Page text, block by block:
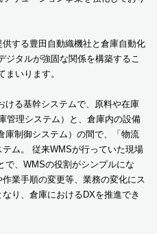
する豊田自動織機社と倉庫自動化
ジタルが強固な関係を構築するこ
まいります。
ける基幹システムで、原料や在庫
管理システム）と、倉庫内の設備
庫制御システム）の間で、「物流
ム。 従来WMSが行っていた現場
で、WMSの役割がシンプルにな
業手順の変更等、業務の変化にス
り、倉庫におけるDXを推進でき